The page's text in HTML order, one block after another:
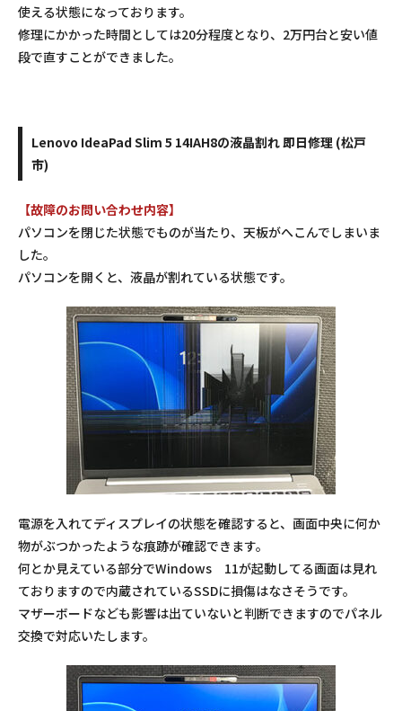
使える状態になっております。
修理にかかった時間としては20分程度となり、2万円台と安い値
段で直すことができました。
Lenovo IdeaPad Slim 5 14IAH8の液晶割れ 即日修理 (松戸
市)
【故障のお問い合わせ内容】
パソコンを閉じた状態でものが当たり、天板がへこんでしまいま
した。
パソコンを開くと、液晶が割れている状態です。
電源を入れてディスプレイの状態を確認すると、画面中央に何か
物がぶつかったような痕跡が確認できます。
何とか見えている部分でWindows 11が起動してる画面は見れ
ておりますので内蔵されているSSDに損傷はなさそうです。
マザーボードなども影響は出ていないと判断できますのでパネル
交換で対応いたします。